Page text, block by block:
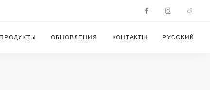
ПРОДУКТЫ ОБНОВЛЕНИЯ КОНТАКТЫ РУССКИЙ